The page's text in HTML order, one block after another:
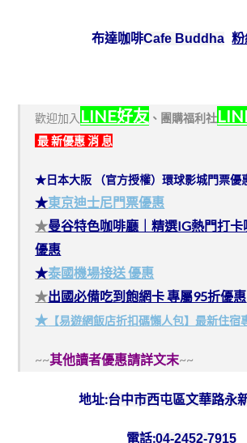
布達咖啡Cafe Buddha 粉
歡迎加入 LINE好友 、 團購福利社
最 新優惠 消 息
★日本大阪 （官方授權）環球影城門票優
★東京迪士尼門票優惠
★曼谷特色咖啡廳｜精選IG熱門打
優惠
★泰國機場接送 優惠
★出國必備吃到飽網卡 專屬95折優惠
★ 【易遊網飯店折扣碼懶人包】最新住宿
~~其他讀者優惠請詳文末~~
地址:台中市西屯區文華路永
電話:04-2452-7915